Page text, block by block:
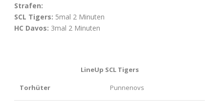
Strafen:
SCL Tigers: 5mal 2 Minuten
HC Davos: 3mal 2 Minuten
LineUp SCL Tigers
Torhüter Punnenovs